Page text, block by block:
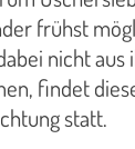
frühst
nicht aus
findet
statt.